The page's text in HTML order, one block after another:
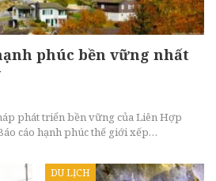
phúc bền vững nhất
phát triển bền vững của Liên Hợp
cáo hạnh phúc thế giới xếp…
DU LỊCH